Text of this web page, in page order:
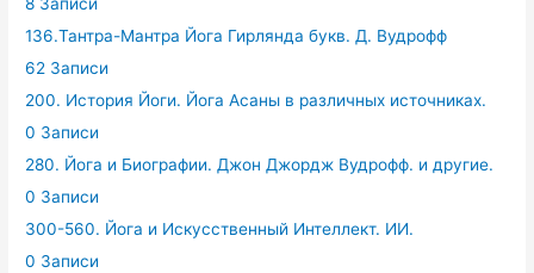
136.Тантра-Мантра Йога Гирлянда букв. Д. Вудрофф
62 Записи
200. История Йоги. Йога Асаны в различных источниках.
0 Записи
280. Йога и Биографии. Джон Джордж Вудрофф. и другие.
0 Записи
300-560. Йога и Искусственный Интеллект. ИИ.
0 Записи